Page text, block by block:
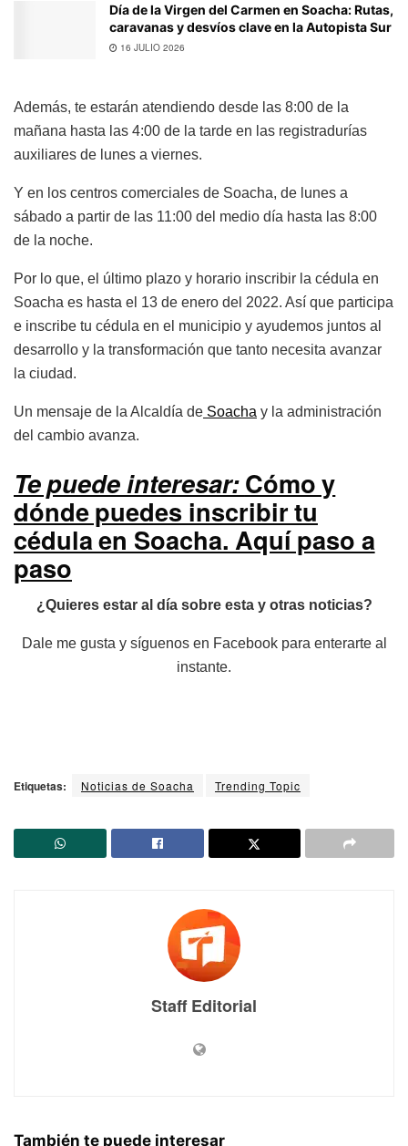
Día de la Virgen del Carmen en Soacha: Rutas,
caravanas y desvíos clave en la Autopista Sur
16 JULIO 2026
Además, te estarán atendiendo desde las 8:00 de la
mañana hasta las 4:00 de la tarde en las registradurías
auxiliares de lunes a viernes.
Y en los centros comerciales de Soacha, de lunes a
sábado a partir de las 11:00 del medio día hasta las 8:00
de la noche.
Por lo que, el último plazo y horario inscribir la cédula en
Soacha es hasta el 13 de enero del 2022. Así que participa
e inscribe tu cédula en el municipio y ayudemos juntos al
desarrollo y la transformación que tanto necesita avanzar
la ciudad.
Un mensaje de la Alcaldía de Soacha y la administración
del cambio avanza.
Te puede interesar:Cómo y
dónde puedes inscribir tu
cédula en Soacha. Aquí paso a
paso
¿Quieres estar al día sobre esta y otras noticias?
Dale me gusta y síguenos en Facebook para enterarte al
instante.
Etiquetas: Noticias de Soacha Trending Topic
Staff Editorial
También te puede interesar